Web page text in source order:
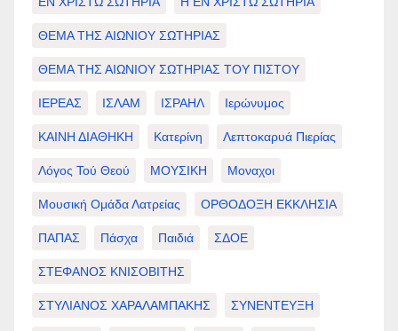
ΘΕΜΑ ΤΗΣ ΑΙΩΝΙΟΥ ΣΩΤΗΡΙΑΣ
ΘΕΜΑ ΤΗΣ ΑΙΩΝΙΟΥ ΣΩΤΗΡΙΑΣ ΤΟΥ ΠΙΣΤΟΥ
ΙΕΡΕΑΣ ΙΣΛΑΜ ΙΣΡΑΗΛ Ιερώνυμος
ΚΑΙΝΗ ΔΙΑΘΗΚΗ Κατερίνη Λεπτοκαρυά Πιερίας
Λόγος Τού Θεού ΜΟΥΣΙΚΗ Μοναχοι
Μουσική Ομάδα Λατρείας ΟΡΘΟΔΟΞΗ ΕΚΚΛΗΣΙΑ
ΠΑΠΑΣ Πάσχα Παιδιά ΣΔΟΕ
ΣΤΕΦΑΝΟΣ ΚΝΙΣΟΒΙΤΗΣ
ΣΤΥΛΙΑΝΟΣ ΧΑΡΑΛΑΜΠΑΚΗΣ ΣΥΝΕΝΤΕΥΞΗ